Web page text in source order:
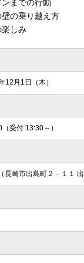
ンまでの行動
壁の乗り越え方
楽しみ
12月1日（木）
受付 13:30～）
長崎市出島町２－１１ 出